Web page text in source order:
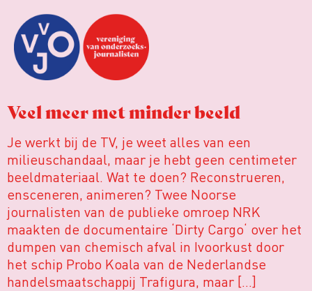
Veel meer met minder beeld
Je werkt bij de TV, je weet alles van een
milieuschandaal, maar je hebt geen centimeter
beeldmateriaal. Wat te doen? Reconstrueren,
ensceneren, animeren? Twee Noorse
journalisten van de publieke omroep NRK
maakten de documentaire ‘Dirty Cargo‘ over het
dumpen van chemisch afval in Ivoorkust door
het schip Probo Koala van de Nederlandse
handelsmaatschappij Trafigura, maar […]